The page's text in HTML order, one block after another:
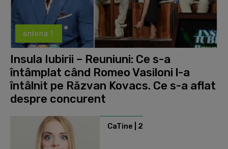
antena 1
Insula Iubirii – Reuniuni: Ce s-a
întâmplat când Romeo Vasiloni l-a
întâlnit pe Răzvan Kovacs. Ce s-a aflat
despre concurent
CaTine | 2